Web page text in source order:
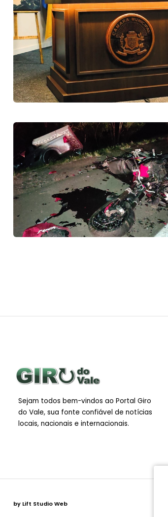
Sejam todos bem-vindos ao Portal Giro
do Vale, sua fonte confiável de notícias
locais, nacionais e internacionais.
by Lift Studio Web